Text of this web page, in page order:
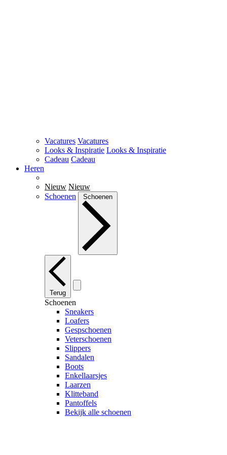
Vacatures Vacatures
Looks & Inspiratie Looks & Inspiratie
Cadeau Cadeau
Heren
Nieuw Nieuw
Schoenen
Schoenen
Terug
Schoenen
Sneakers
Loafers
Gespschoenen
Veterschoenen
Slippers
Sandalen
Boots
Enkellaarsjes
Laarzen
Klitteband
Pantoffels
Bekijk alle schoenen